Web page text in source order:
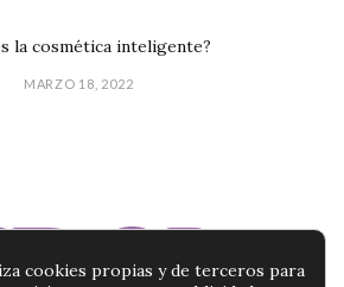
la cosmética inteligente?
MARZO 18, 2022
cookies propias y de terceros para